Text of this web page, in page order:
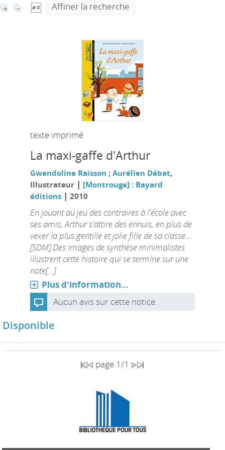
Affiner la recherche
texte imprimé
La maxi-gaffe d'Arthur
Gwendoline Raisson ; Aurélien Débat,
Illustrateur | [Montrouge] : Bayard
éditions| 2010
En jouant au jeu des contraires à l'école avec
ses amis, Arthur s'attire des ennuis, en plus de
vexer la plus gentille et jolie fille de sa classe...
[SDM] Des images de synthèse minimalistes
illustrent cette histoire qui se termine sur une
note[...]
Plus d'information...
Aucun avis sur cette notice.
Disponible
page 1/1